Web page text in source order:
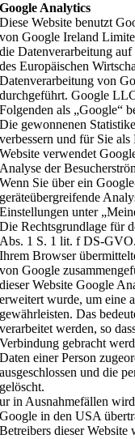
Google Analytics
Diese Website benutzt
von Google Ireland
die Datenverarbeitung
des Europäischen
Datenverarbeitung von
durchgeführt. Google
Folgenden als „Google“
Die gewonnenen
verbessern und für Sie
Website verwendet
Analyse der
Wenn Sie über ein
geräteübergreifende
Einstellungen unter
Die Rechtsgrundlage für
Abs. 1 S. 1 lit. f DS-
Ihrem Browser
von Google
dieser Website Google
erweitert wurde, um eine
gewährleisten. Das
verarbeitet werden, so
Verbindung gebracht
Daten einer Person
ausgeschlossen und die
gelöscht.
ur in Ausnahmefällen
Google in den USA
Betreibers dieser